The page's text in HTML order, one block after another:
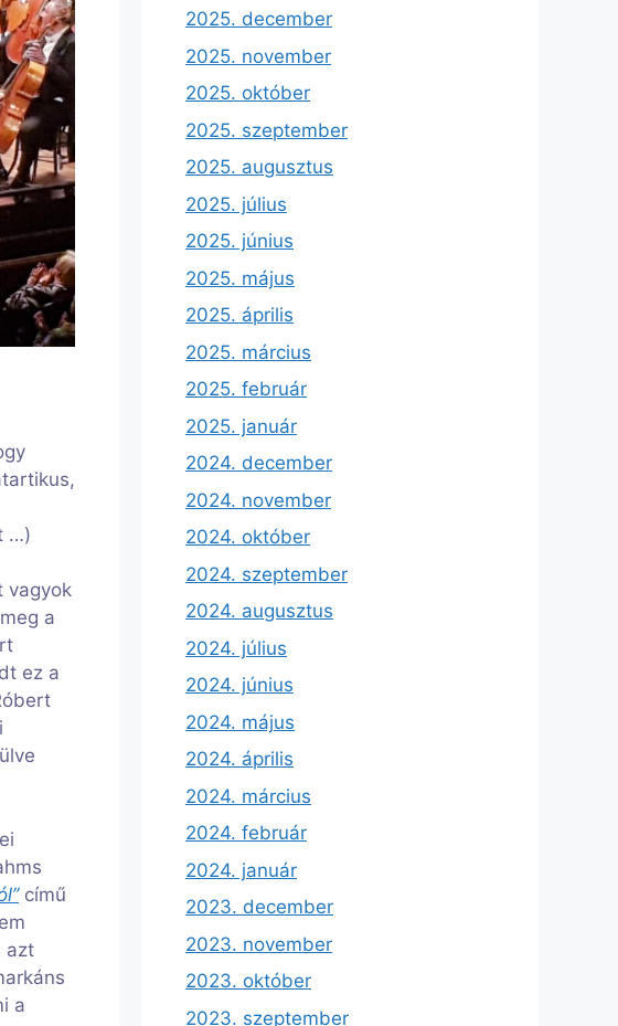
…)
vagyok
a
ez a
című
azt
a
2025. december
2025. november
2025. október
2025. szeptember
2025. augusztus
2025. július
2025. június
2025. május
2025. április
2025. március
2025. február
2025. január
2024. december
2024. november
2024. október
2024. szeptember
2024. augusztus
2024. július
2024. június
2024. május
2024. április
2024. március
2024. február
2024. január
2023. december
2023. november
2023. október
2023. szeptember